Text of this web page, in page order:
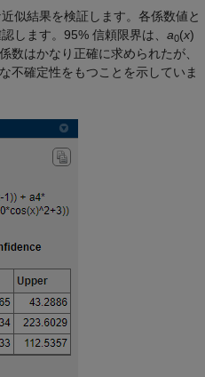
似結果を検証します。各係数値と
します。95% 信頼限界は、 a0(x)
数はかなり正確に求められたが、
不確定性をもつことを示していま